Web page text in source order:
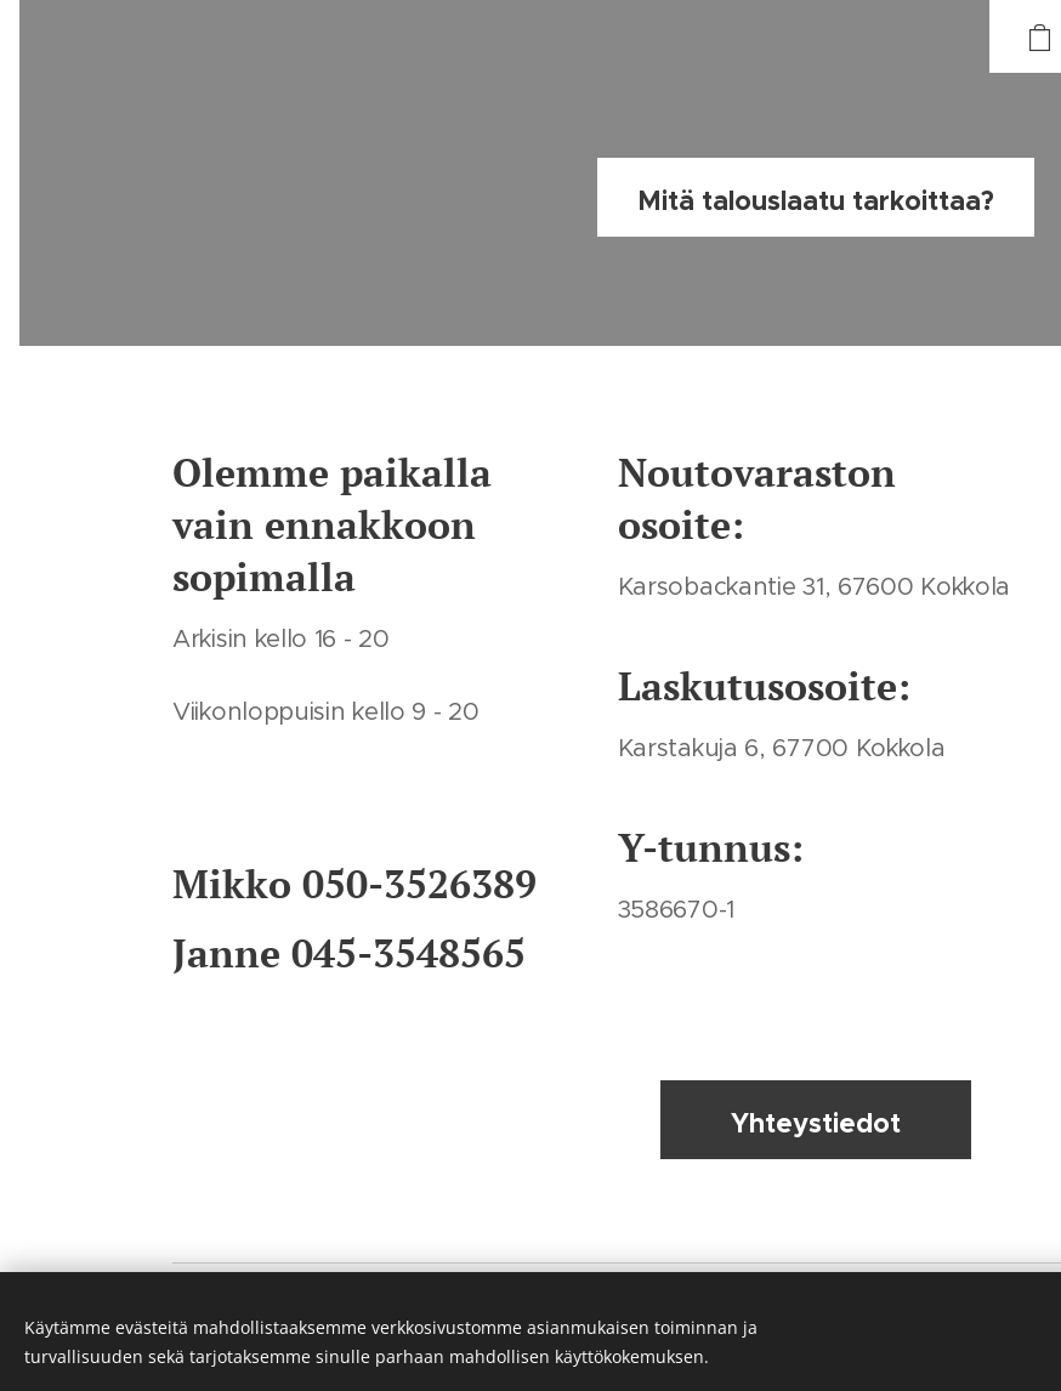
Mitä talouslaatu tarkoittaa?
Olemme paikalla
vain ennakkoon
sopimalla
Arkisin kello 16 - 20
Viikonloppuisin kello 9 - 20
Mikko 050-3526389
Janne 045-3548565
Noutovaraston
osoite:
Karsobackantie 31, 67600 Kokkola
Laskutusosoite:
Karstakuja 6, 67700 Kokkola
Y-tunnus:
3586670-1
Yhteystiedot
Myyntiehdot
© 2026 Kaikki oikeudet pidätetään
Käytämme evästeitä mahdollistaaksemme verkkosivustomme asianmukaisen toiminnan ja
turvallisuuden sekä tarjotaksemme sinulle parhaan mahdollisen käyttökokemuksen.